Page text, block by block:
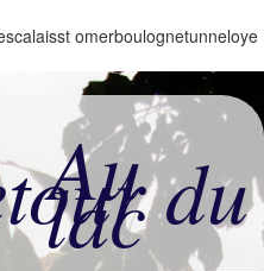
omerboulognetunneloye
Audu
lac